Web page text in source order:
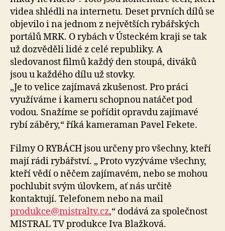
videa shlédli na internetu. Deset prvních dílů se
objevilo i na jednom z největších rybářských
portálů MRK. O rybách v Ústeckém kraji se tak
už dozvěděli lidé z celé republiky. A
sledovanost filmů každý den stoupá, diváků
jsou u každého dílu už stovky.
„Je to velice zajímavá zkušenost. Pro práci
využíváme i kameru schopnou natáčet pod
vodou. Snažíme se pořídit opravdu zajímavé
rybí záběry,“ říká kameraman Pavel Fekete.
Filmy O RYBÁCH jsou určeny pro všechny, kteří
mají rádi rybářství. „ Proto vyzýváme všechny,
kteří vědí o něčem zajímavém, nebo se mohou
pochlubit svým úlovkem, ať nás určitě
kontaktují. Telefonem nebo na mail
produkce@mistraltv.cz,“ dodává za společnost
MISTRAL TV produkce Iva Blažková.